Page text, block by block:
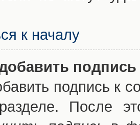
к началу
подпись к
После